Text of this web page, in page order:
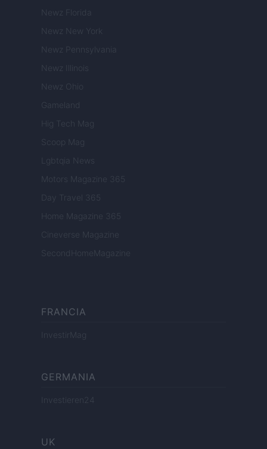
Newz Florida
Newz New York
Newz Pennsylvania
Newz Illinois
Newz Ohio
Gameland
Hig Tech Mag
Scoop Mag
Lgbtqia News
Motors Magazine 365
Day Travel 365
Home Magazine 365
Cineverse Magazine
SecondHomeMagazine
FRANCIA
InvestirMag
GERMANIA
Investieren24
UK